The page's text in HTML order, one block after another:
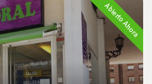
Abierto Ahora